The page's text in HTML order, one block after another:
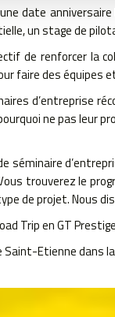
date
un stage de
de renforcer
faire des
d’entreprise
ne pas leur
séminaire
trouverez le
de projet. Nous
Trip en GT
Etienne dans la